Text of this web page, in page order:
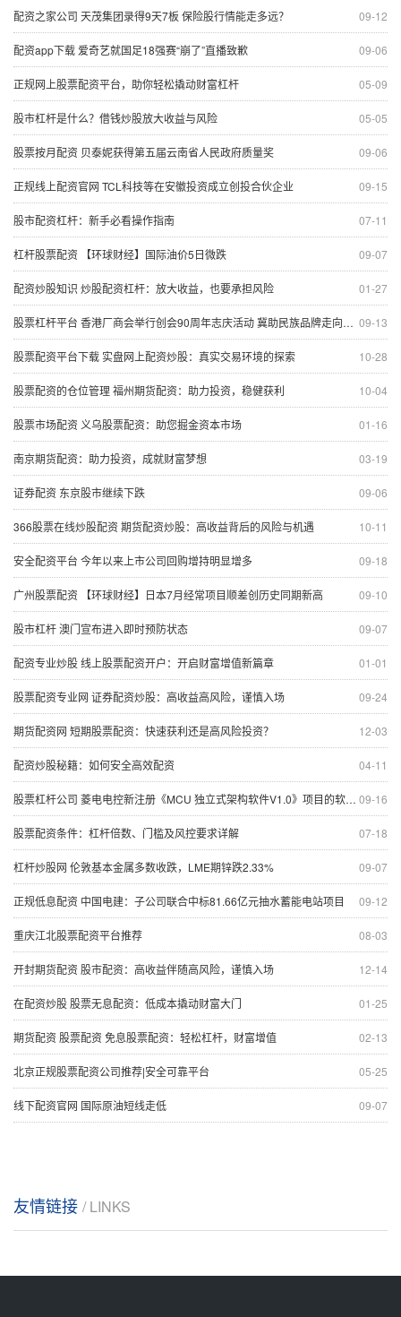
09-12
配资之家公司 天茂集团录得9天7板 保险股行情能走多远？
09-06
配资app下载 爱奇艺就国足18强赛“崩了”直播致歉
05-09
正规网上股票配资平台，助你轻松撬动财富杠杆
05-05
股市杠杆是什么？借钱炒股放大收益与风险
09-06
股票按月配资 贝泰妮获得第五届云南省人民政府质量奖
09-15
正规线上配资官网 TCL科技等在安徽投资成立创投合伙企业
07-11
股市配资杠杆：新手必看操作指南
09-07
杠杆股票配资 【环球财经】国际油价5日微跌
01-27
配资炒股知识 炒股配资杠杆：放大收益，也要承担风险
09-13
股票杠杆平台 香港厂商会举行创会90周年志庆活动 冀助民族品牌走向国际
10-28
股票配资平台下载 实盘网上配资炒股：真实交易环境的探索
10-04
股票配资的仓位管理 福州期货配资：助力投资，稳健获利
01-16
股票市场配资 义乌股票配资：助您掘金资本市场
03-19
南京期货配资：助力投资，成就财富梦想
09-06
证券配资 东京股市继续下跌
10-11
366股票在线炒股配资 期货配资炒股：高收益背后的风险与机遇
09-18
安全配资平台 今年以来上市公司回购增持明显增多
09-10
广州股票配资 【环球财经】日本7月经常项目顺差创历史同期新高
09-07
股市杠杆 澳门宣布进入即时预防状态
01-01
配资专业炒股 线上股票配资开户：开启财富增值新篇章
09-24
股票配资专业网 证券配资炒股：高收益高风险，谨慎入场
12-03
期货配资网 短期股票配资：快速获利还是高风险投资？
04-11
配资炒股秘籍：如何安全高效配资
09-16
股票杠杆公司 菱电电控新注册《MCU 独立式架构软件V1.0》项目的软件著作权
07-18
股票配资条件：杠杆倍数、门槛及风控要求详解
09-07
杠杆炒股网 伦敦基本金属多数收跌，LME期锌跌2.33%
09-12
正规低息配资 中国电建：子公司联合中标81.66亿元抽水蓄能电站项目
08-03
重庆江北股票配资平台推荐
12-14
开封期货配资 股市配资：高收益伴随高风险，谨慎入场
01-25
在配资炒股 股票无息配资：低成本撬动财富大门
02-13
期货配资 股票配资 免息股票配资：轻松杠杆，财富增值
05-25
北京正规股票配资公司推荐|安全可靠平台
09-07
线下配资官网 国际原油短线走低
友情链接 / LINKS